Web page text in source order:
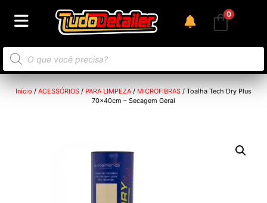
0
Início / ACESSÓRIOS / PARA LIMPEZA / MICROFIBRAS / Toalha Tech Dry Plus
70x40cm – Secagem Geral